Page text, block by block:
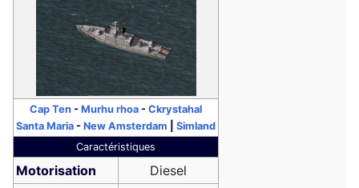
Cap Ten - Murhu rhoa - Ckrystahal
Santa Maria - New Amsterdam
Simland
Caractéristiques
Motorisation
Diesel